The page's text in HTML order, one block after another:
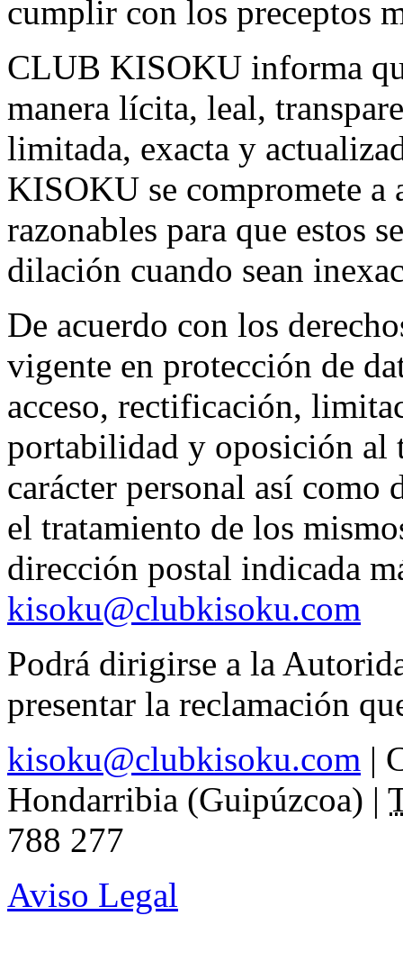
cumplir con los preceptos
CLUB KISOKU informa
manera lícita, leal,
limitada, exacta y
KISOKU se compromete a
razonables para que estos
dilación cuando sean
De acuerdo con los
vigente en protección de
acceso, rectificación,
portabilidad y oposición al
carácter personal así como
el tratamiento de los
dirección postal indicada
kisoku@clubkisoku.com
Podrá dirigirse a la
presentar la reclamación
kisoku@clubkisoku.com |
Hondarribia (Guipúzcoa) |
788 277
Aviso Legal